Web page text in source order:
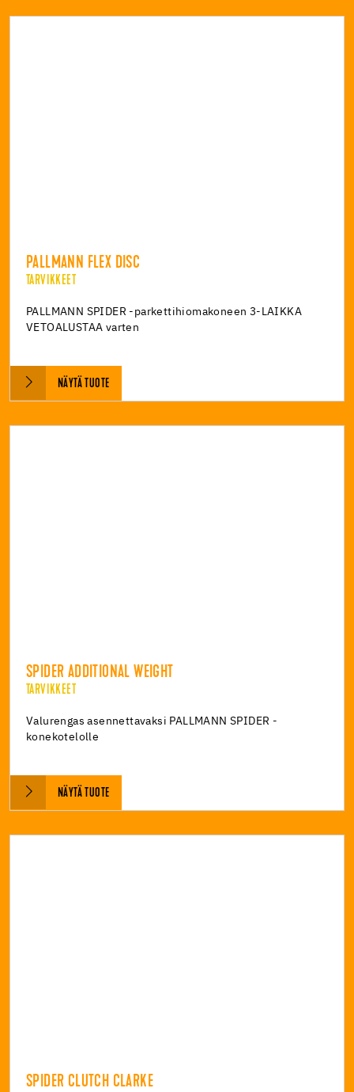
PALLMANN FLEX DISC
TARVIKKEET
PALLMANN SPIDER -parkettihiomakoneen 3-LAIKKA
VETOALUSTAA varten
NÄYTÄ TUOTE
SPIDER ADDITIONAL WEIGHT
TARVIKKEET
Valurengas asennettavaksi PALLMANN SPIDER -
konekotelolle
NÄYTÄ TUOTE
SPIDER CLUTCH CLARKE